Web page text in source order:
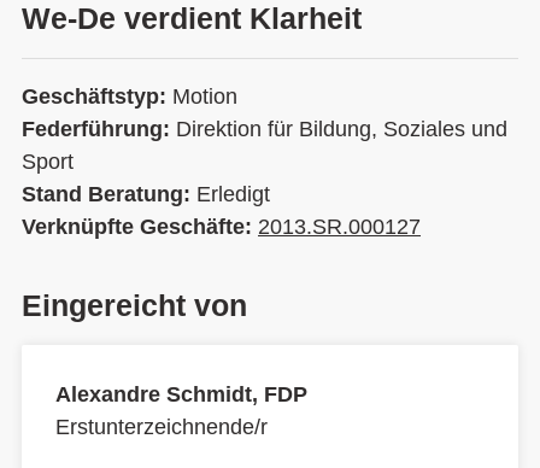
We-De verdient Klarheit
Geschäftstyp: Motion
Federführung: Direktion für Bildung, Soziales und
Sport
Stand Beratung: Erledigt
Verknüpfte Geschäfte: 2013.SR.000127
Eingereicht von
Alexandre Schmidt, FDP
Erstunterzeichnende/r